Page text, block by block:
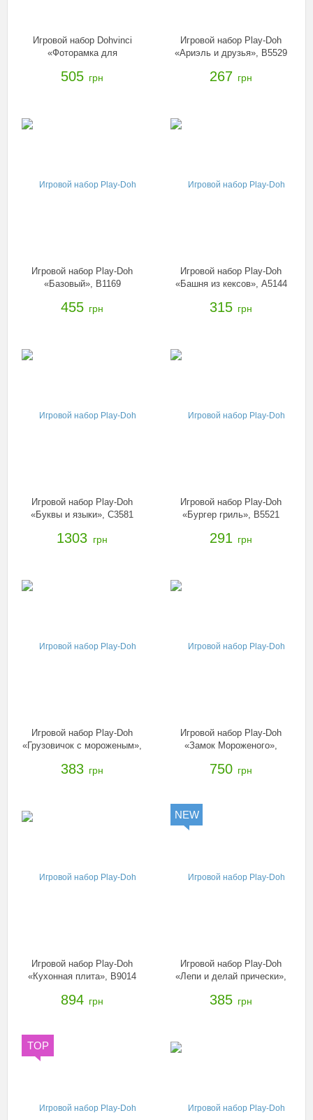
Игровой набор Dohvinci
«Фоторамка для
сердце», B6287
505 грн
Игровой набор Play-Doh
«Ариэль и друзья», B5529
267 грн
Игровой набор Play-Doh
«Базовый», B1169
455 грн
Игровой набор Play-Doh
«Башня из кексов», A5144
315 грн
Игровой набор Play-Doh
«Буквы и языки», C3581
1303 грн
Игровой набор Play-Doh
«Бургер гриль», B5521
291 грн
Игровой набор Play-Doh
«Грузовичок с мороженым»,
383 грн
Игровой набор Play-Doh
«Замок Мороженого»,
750 грн
Игровой набор Play-Doh
«Кухонная плита», B9014
894 грн
NEW
Игровой набор Play-Doh
«Лепи и делай прически»,
385 грн
TOP